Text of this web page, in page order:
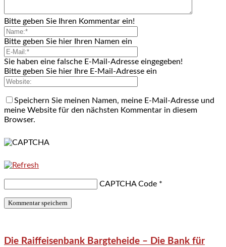
Bitte geben Sie Ihren Kommentar ein!
Bitte geben Sie hier Ihren Namen ein
Sie haben eine falsche E-Mail-Adresse eingegeben!
Bitte geben Sie hier Ihre E-Mail-Adresse ein
Speichern Sie meinen Namen, meine E-Mail-Adresse und
meine Website für den nächsten Kommentar in diesem
Browser.
CAPTCHA Code *
Die Raiffeisenbank Bargteheide – Die Bank für